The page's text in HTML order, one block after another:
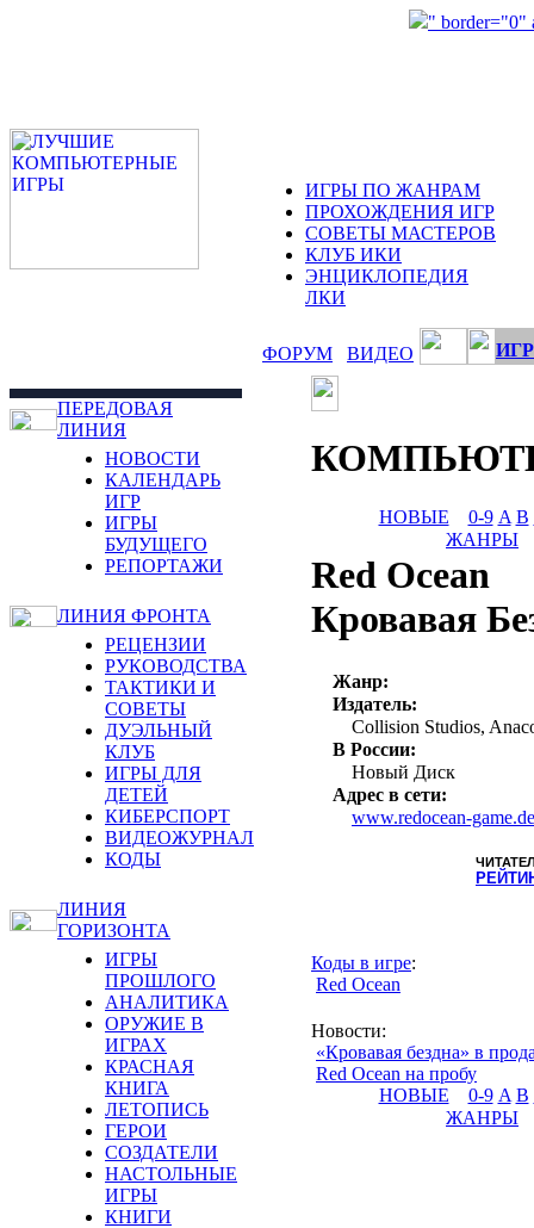
" border="0"
ИГРЫ ПО ЖАНРАМ
ПРОХОЖДЕНИЯ ИГР
СОВЕТЫ МАСТЕРОВ
КЛУБ ИКИ
ЭНЦИКЛОПЕДИЯ
ЛКИ
ФОРУМ ВИДЕО
ПЕРЕДОВАЯ
ЛИНИЯ
НОВОСТИ
КАЛЕНДАРЬ
ИГР
ИГРЫ
БУДУЩЕГО
РЕПОРТАЖИ
ЛИНИЯ ФРОНТА
РЕЦЕНЗИИ
РУКОВОДСТВА
ТАКТИКИ И
СОВЕТЫ
ДУЭЛЬНЫЙ
КЛУБ
ИГРЫ ДЛЯ
ДЕТЕЙ
КИБЕРСПОРТ
ВИДЕОЖУРНАЛ
КОДЫ
ЛИНИЯ
ГОРИЗОНТА
ИГРЫ
ПРОШЛОГО
АНАЛИТИКА
ОРУЖИЕ В
ИГРАХ
КРАСНАЯ
КНИГА
ЛЕТОПИСЬ
ГЕРОИ
СОЗДАТЕЛИ
НАСТОЛЬНЫЕ
ИГРЫ
КНИГИ
НОВЫЕ 0-9 A B
ЖАНРЫ
Red Ocean
Кровавая
Жанр:
Издатель:
Collision Studios,
В России:
Новый Диск
Адрес в сети:
www.redocean-game.de
Коды в игре:
Red Ocean
Новости:
«Кровавая бездна» в
Red Ocean на пробу
НОВЫЕ
0-9 A B
ЖАНРЫ